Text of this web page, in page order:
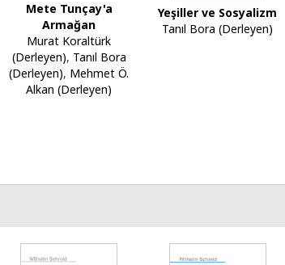
Mete Tunçay'a
Armağan
Murat Koraltürk
(Derleyen), Tanıl Bora
(Derleyen), Mehmet Ö.
Alkan (Derleyen)
Yeşiller ve Sosyalizm
Tanıl Bora (Derleyen)